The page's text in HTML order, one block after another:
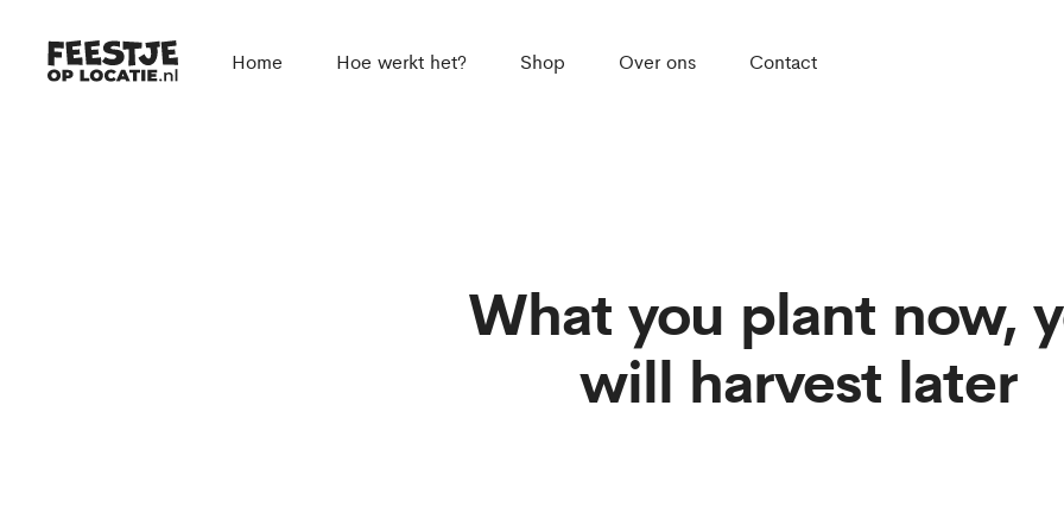
Home Hoe werkt het? Shop Over ons Contact
What you plant now,
will harvest later